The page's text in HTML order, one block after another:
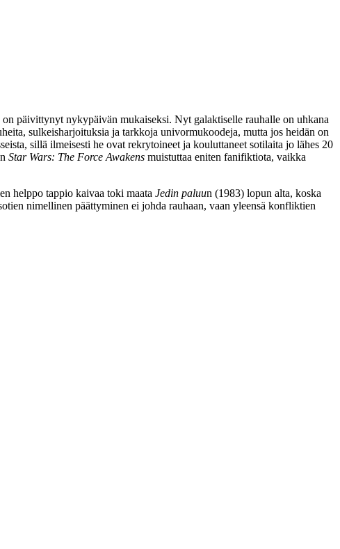
päivittynyt nykypäivän mukaiseksi. Nyt galaktiselle rauhalle on uhkana
sulkeisharjoituksia ja tarkkoja univormukoodeja, mutta jos heidän on
sillä ilmeisesti he ovat rekrytoineet ja kouluttaneet sotilaita jo lähes 20
Star Wars: The Force Awakens muistuttaa eniten fanifiktiota, vaikka
helppo tappio kaivaa toki maata Jedin paluun (1983) lopun alta, koska
nimellinen päättyminen ei johda rauhaan, vaan yleensä konfliktien